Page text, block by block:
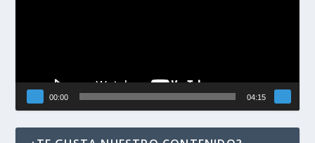
00:00 04:15